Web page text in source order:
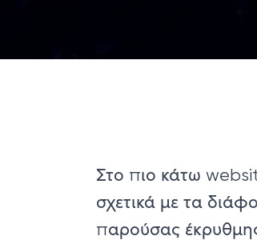
Στο πιο κάτω
σχετικά με τα
παρούσας